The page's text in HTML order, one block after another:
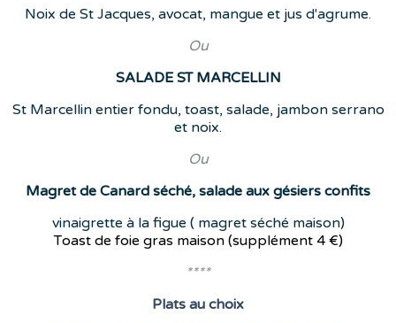
Noix de St Jacques, avocat, mangue et jus d'agrume.
Ou
SALADE ST MARCELLIN
St Marcellin entier fondu, toast, salade, jambon serrano
et noix.
Ou
Magret de Canard séché, salade aux gésiers confits
vinaigrette à la figue ( magret séché maison)
Toast de foie gras maison (supplément 4 €)
****
Plats au choix